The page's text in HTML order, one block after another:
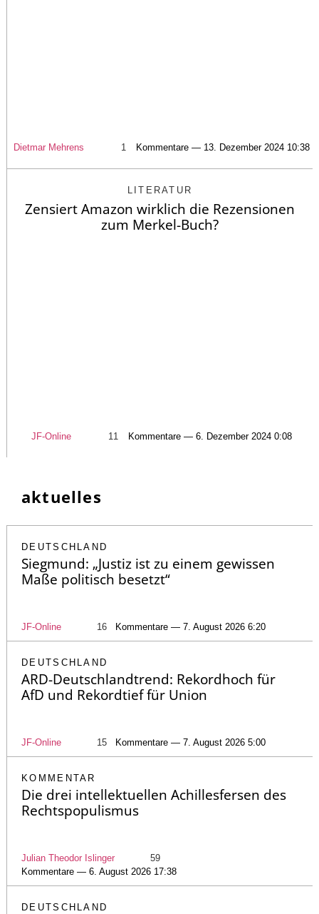
Dietmar Mehrens 1 Kommentare — 13. Dezember 2024 10:38
LITERATUR
Zensiert Amazon wirklich die Rezensionen
zum Merkel-Buch?
JF-Online 11 Kommentare — 6. Dezember 2024 0:08
aktuelles
DEUTSCHLAND
Siegmund: „Justiz ist zu einem gewissen
Maße politisch besetzt“
JF-Online 16 Kommentare — 7. August 2026 6:20
DEUTSCHLAND
ARD-Deutschlandtrend: Rekordhoch für
AfD und Rekordtief für Union
JF-Online 15 Kommentare — 7. August 2026 5:00
KOMMENTAR
Die drei intellektuellen Achillesfersen des
Rechtspopulismus
Julian Theodor Islinger
59
Kommentare — 6. August 2026 17:38
DEUTSCHLAND